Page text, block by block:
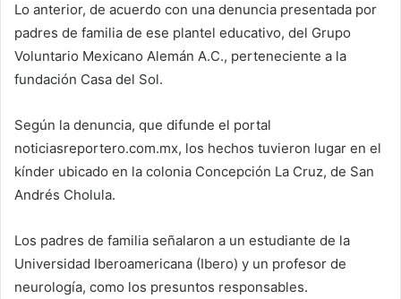
Lo anterior, de acuerdo con una denuncia presentada por
padres de familia de ese plantel educativo, del Grupo
Voluntario Mexicano Alemán A.C., perteneciente a la
fundación Casa del Sol.
Según la denuncia, que difunde el portal
noticiasreportero.com.mx, los hechos tuvieron lugar en el
kínder ubicado en la colonia Concepción La Cruz, de San
Andrés Cholula.
Los padres de familia señalaron a un estudiante de la
Universidad Iberoamericana (Ibero) y un profesor de
neurología, como los presuntos responsables.